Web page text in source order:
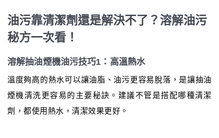
油污靠清潔劑還是解決不了？溶解油污
秘方一次看！
溶解抽油煙機油污技巧1：高溫熱水
溫度夠高的熱水可以讓油脂、油污更容易脫落，是讓抽油
煙機清洗更容易的主要秘訣。建議不管是搭配哪種清潔
劑，都使用熱水，清潔效果更好。